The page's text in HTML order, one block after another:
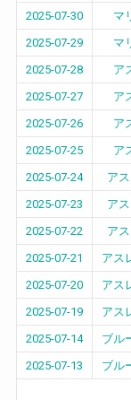
2025-07-30 マ
2025-07-29
マ
2025-07-28
ア
2025-07-27
ア
2025-07-26
ア
2025-07-25
ア
2025-07-24
ア
2025-07-23
ア
2025-07-22
ア
2025-07-21
アス
2025-07-20
アス
2025-07-19
アス
2025-07-14
ブル
2025-07-13
ブル